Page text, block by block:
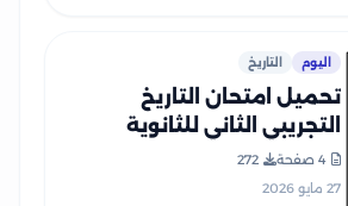
اليوم التاريخ
تحميل امتحان التاريخ
التجريبي الثاني للثانوية
PDF
4 صفحة
272
27 مايو 2026